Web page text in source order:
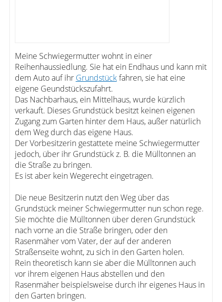
Meine Schwiegermutter wohnt in einer
Reihenhaussiedlung. Sie hat ein Endhaus und kann mit
dem Auto auf ihr Grundstückfahren, sie hat eine
eigene Geundstückszufahrt.
Das Nachbarhaus, ein Mittelhaus, wurde kürzlich
verkauft. Dieses Grundstück besitzt keinen eigenen
Zugang zum Garten hinter dem Haus, außer natürlich
dem Weg durch das eigene Haus.
Der Vorbesitzerin gestattete meine Schwiegermutter
jedoch, über ihr Grundstück z. B. die Mülltonnen an
die Straße zu bringen.
Es ist aber kein Wegerecht eingetragen.
Die neue Besitzerin nutzt den Weg über das
Grundstück meiner Schwiegermutter nun schon rege.
Sie möchte die Mülltonnen über deren Grundstück
nach vorne an die Straße bringen, oder den
Rasenmäher vom Vater, der auf der anderen
Straßenseite wohnt, zu sich in den Garten holen.
Rein theoretisch kann sie aber die Mülltonnen auch
vor ihrem eigenen Haus abstellen und den
Rasenmäher beispielsweise durch ihr eigenes Haus in
den Garten bringen.